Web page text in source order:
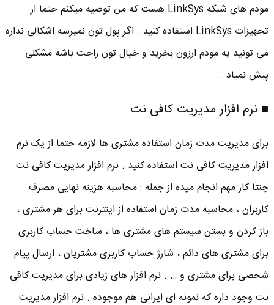
مودم های شبکه LinkSys هست که من توصیه میکنم حتما از
تجهیزات LinkSys استفاده کنید . اگر پول تون نمیرسه اشکالی نداره
می تونید یه مودم ارزون بخرید و خیال تون راحت باشه مشکلی
پیش نمیاد .
■ نرم افزار مدیریت کافی نت
برای مدیریت مدت زمان استفاده مشتری ها لازمه حتما از یک نرم
افزار مدیریت کافی نت استفاده کنید . نرم افزار مدیریت کافی نت
چنتا کار مهم انجام میده از جمله : محاسبه هزینه نهایی مصرف
کاربران ، محاسبه مدت زمان استفاده از اینترنت برای هر مشتری ،
باز کردن و بستن سیستم های مشتری ها ، ساخت حساب کاربری
برای مشتری های دائم ، شارژ حساب کاربری مشتریان ، ارسال پیام
شخصی برای مشتری و … . نرم افزار های زیادی برای مدیریت کافی
نت وجود داره که نمونه ای ایرانی هم موجوده . نرم افزار مدیریت